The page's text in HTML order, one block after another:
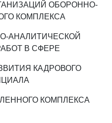
ОБОРОННО-
КОМПЛЕКСА
АНАЛИТИЧЕСКОЙ
В СФЕРЕ
КАДРОВОГО
КОМПЛЕКСА